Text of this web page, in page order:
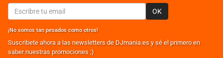
OK
¡No somos tan pesados como otros!
Suscribete ahora a las newsletters de DJmania.es y sé el primero en
saber nuestras promociones ;)